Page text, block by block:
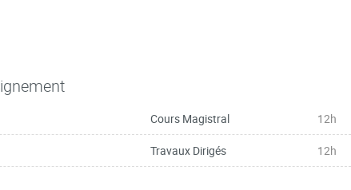
salon/ événement de façon éco-responsable
Cours Magistral 12h
Travaux Dirigés 12h